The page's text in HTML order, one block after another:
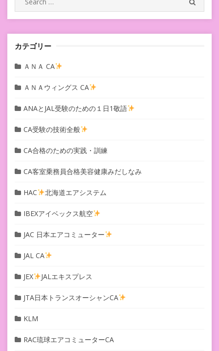
ョ
ン
for:
カテゴリー
ＡＮＡ CA
ＡＮＡウィングス CA
ANAとJAL受験のための１日1敬語
CA受験の技術全般
CA合格のための実践・訓練
CA客室乗務員合格美容健康みだしなみ
HAC 北海道エアシステム
IBEXアイベックス航空
JAC 日本エアコミューター
JAL CA
JEX JALエキスプレス
JTA日本トランスオーシャンCA
KLM
RAC琉球エアコミューターCA